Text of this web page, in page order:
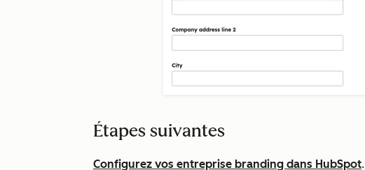
Étapes suivantes
Configurez vos entreprise branding dans HubSpot.